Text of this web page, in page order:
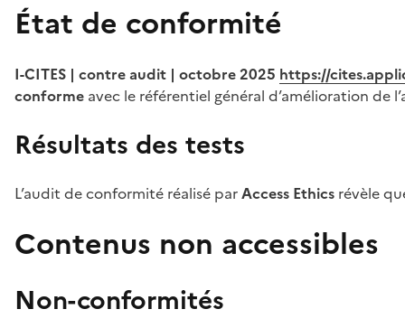
État de conformité
I-CITES | contre audit | octobre 2025 https://
conforme avec le référentiel général d’amélioration de
Résultats des tests
L’audit de conformité réalisé parAccess Ethics révèle
Contenus non accessibles
Non-conformités